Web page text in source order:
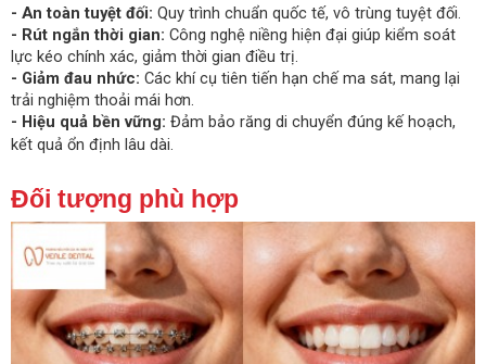
- An toàn tuyệt đối: Quy trình chuẩn quốc tế, vô trùng tuyệt đối.
- Rút ngắn thời gian: Công nghệ niềng hiện đại giúp kiểm soát
lực kéo chính xác, giảm thời gian điều trị.
- Giảm đau nhức: Các khí cụ tiên tiến hạn chế ma sát, mang lại
trải nghiệm thoải mái hơn.
- Hiệu quả bền vững: Đảm bảo răng di chuyển đúng kế hoạch,
kết quả ổn định lâu dài.
Đối tượng phù hợp